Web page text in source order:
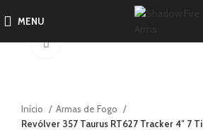
MENU
Click to enlarge
Início
Armas de Fogo
Revólver 357 Taurus RT627 Tracker 4″ 7